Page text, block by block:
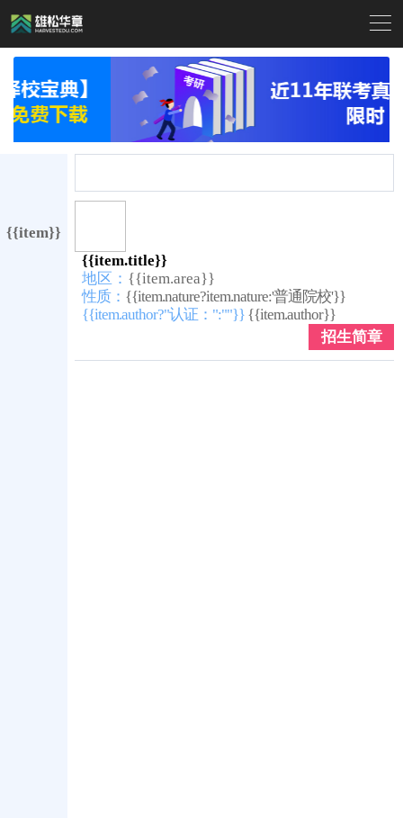

{{item}}
{{item.title}}
地区： {{item.area}}
性质： {{item.nature?item.nature:'普通院校'}}
{{item.author?"认证：":""}} {{item.author}}
招生简章